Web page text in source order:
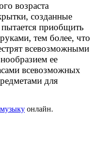
возраста
созданные
приобщить
тем более, что
всевозможными
ее
всевозможных
для
онлайн.